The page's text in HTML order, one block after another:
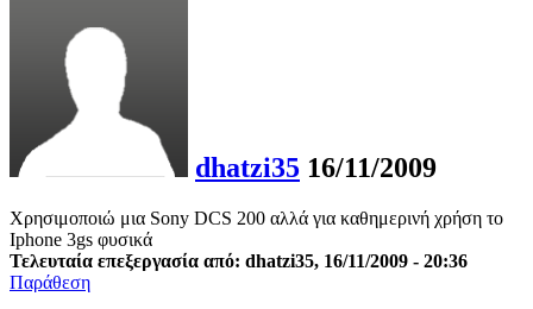
dhatzi35 16/11/2009
Χρησιμοποιώ μια Sony DCS 200 αλλά για καθημερινή χρήση το
Iphone 3gs φυσικά
Τελευταία επεξεργασία από: dhatzi35, 16/11/2009 - 20:36
Παράθεση